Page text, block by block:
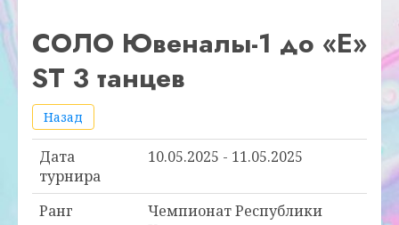
СОЛО Ювеналы-1 до «Е»
ST 3 танцев
Назад
Дата
турнира
10.05.2025 - 11.05.2025
Ранг
Чемпионат Республики